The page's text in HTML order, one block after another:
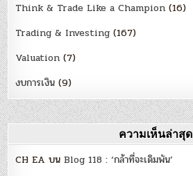
Think & Trade Like a Champion (16)
Trading & Investing (167)
Valuation (7)
งบการเงิน (9)
ความเห็นล่าสุด
CH EA บนBlog 118 : ‘กล้าที่จะเดิมพัน’